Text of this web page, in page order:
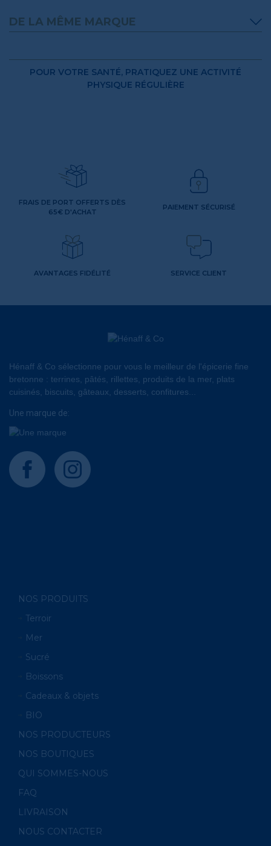
DE LA MÊME MARQUE
POUR VOTRE SANTÉ, PRATIQUEZ UNE ACTIVITÉ
PHYSIQUE RÉGULIÈRE
FRAIS DE PORT OFFERTS DÈS
65€ D'ACHAT
PAIEMENT SÉCURISÉ
AVANTAGES FIDÉLITÉ SERVICE CLIENT
Hénaff & Co sélectionne pour vous le meilleur de l'épicerie fine
bretonne : terrines, pâtés, rillettes, produits de la mer, plats
cuisinés, biscuits, gâteaux, desserts, confitures...
Une marque de:
facebook instagram
NOS PRODUITS
Terroir
Mer
Sucré
Boissons
Cadeaux & objets
BIO
NOS PRODUCTEURS
NOS BOUTIQUES
QUI SOMMES-NOUS
FAQ
LIVRAISON
NOUS CONTACTER